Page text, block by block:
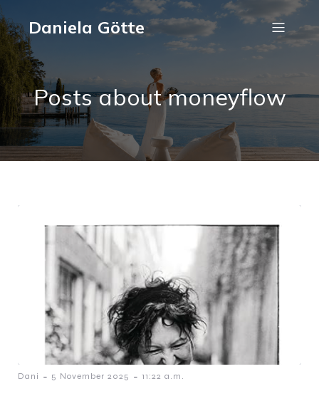
Daniela Götte
Posts about moneyflow
Dani - 5 November 2025 - 11:22 a.m.